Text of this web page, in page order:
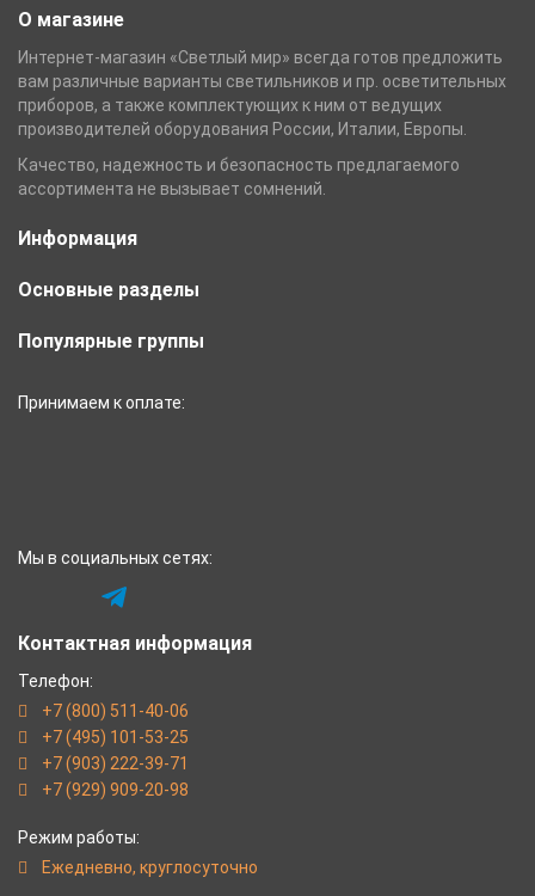
О магазине
Интернет-магазин «Светлый мир» всегда готов предложить
вам различные варианты светильников и пр. осветительных
приборов, а также комплектующих к ним от ведущих
производителей оборудования России, Италии, Европы.
Качество, надежность и безопасность предлагаемого
ассортимента не вызывает сомнений.
Информация
Основные разделы
Популярные группы
Принимаем к оплате:
Мы в социальных сетях:
Контактная информация
Телефон:
+7 (800) 511-40-06
+7 (495) 101-53-25
+7 (903) 222-39-71
+7 (929) 909-20-98
Режим работы:
Eжедневно, круглосуточно